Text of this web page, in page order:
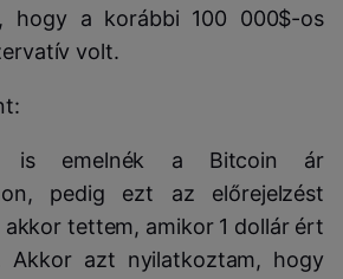
hogy a korábbi 100 000$-os
volt.
is emelnék a Bitcoin ár
pedig ezt az előrejelzést
akkor tettem, amikor 1 dollár ért
Akkor azt nyilatkoztam, hogy